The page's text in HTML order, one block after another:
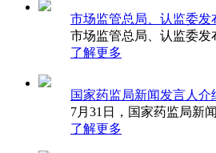
市场监管总局、认监
市场监管总局、认监
了解更多
国家药监局新闻发言人
7月31日，国家药监局
了解更多